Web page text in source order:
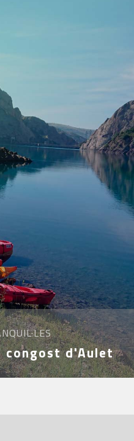
congost d'Aulet